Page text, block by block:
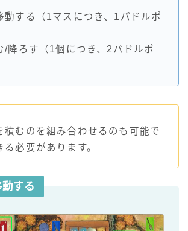
動する（1マスにつき、1パドルポ
/降ろす（1個につき、2パドルポ
積むのを組み合わせるのも可能で
必要があります。
する